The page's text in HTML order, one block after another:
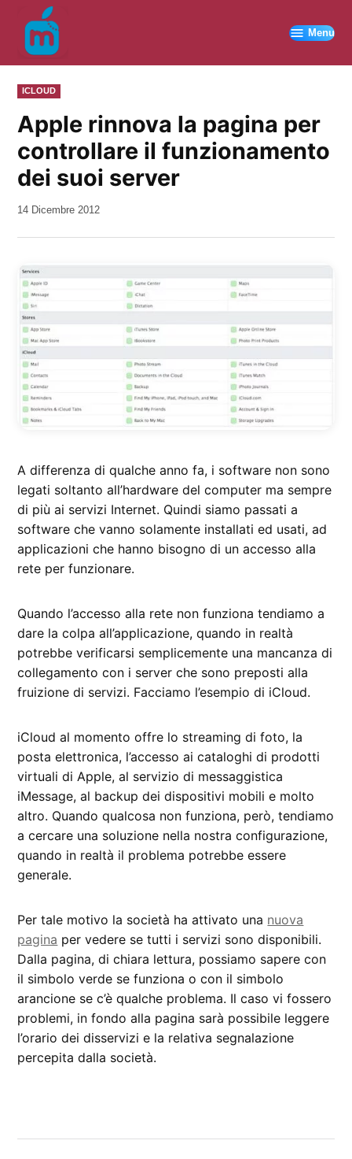
contenuto
Menu
PUBBLICATO
IN
ICLOUD
Apple rinnova la pagina per
controllare il funzionamento
dei suoi server
da
14 Dicembre 2012
A differenza di qualche anno fa, i software non sono
legati soltanto all’hardware del computer ma sempre
di più ai servizi Internet. Quindi siamo passati a
software che vanno solamente installati ed usati, ad
applicazioni che hanno bisogno di un accesso alla
rete per funzionare.
Quando l’accesso alla rete non funziona tendiamo a
dare la colpa all’applicazione, quando in realtà
potrebbe verificarsi semplicemente una mancanza di
collegamento con i server che sono preposti alla
fruizione di servizi. Facciamo l’esempio di iCloud.
iCloud al momento offre lo streaming di foto, la
posta elettronica, l’accesso ai cataloghi di prodotti
virtuali di Apple, al servizio di messaggistica
iMessage, al backup dei dispositivi mobili e molto
altro. Quando qualcosa non funziona, però, tendiamo
a cercare una soluzione nella nostra configurazione,
quando in realtà il problema potrebbe essere
generale.
Per tale motivo la società ha attivato una nuova
pagina per vedere se tutti i servizi sono disponibili.
Dalla pagina, di chiara lettura, possiamo sapere con
il simbolo verde se funziona o con il simbolo
arancione se c’è qualche problema. Il caso vi fossero
problemi, in fondo alla pagina sarà possibile leggere
l’orario dei disservizi e la relativa segnalazione
percepita dalla società.